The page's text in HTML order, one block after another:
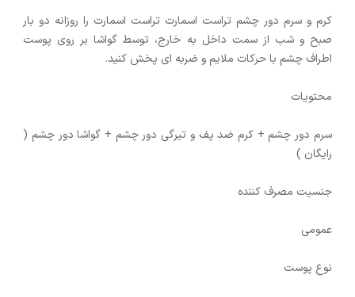
کرم و سرم دور چشم تراست اسمارت تراست اسمارت را روزانه دو بار
صبح و شب از سمت داخل به خارج، توسط گواشا بر روی پوست
اطراف چشم با حرکات ملایم و ضربه ای پخش کنید.
محتویات
سرم دور چشم + کرم ضد پف و تیرگی دور چشم + گواشا دور چشم (
رایگان )
جنسیت مصرف کننده
عمومی
نوع پوست